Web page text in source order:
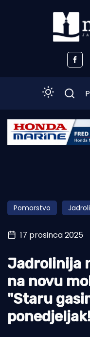
Početna
Obala
Otoci
Turizam i nautika
Pomorstvo
Ribolov
Ekologija
Tradicija i kultura
Pomorstvo
17 prosinca 2025
Jadrolinija
na novu
"Staru